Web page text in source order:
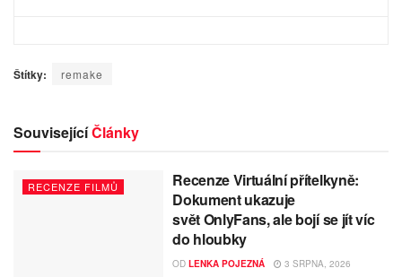
Štítky: remake
SouvisejícíČlánky
RECENZE FILMŮ
Recenze Virtuální přítelkyně:
Dokument ukazuje
svět OnlyFans, ale bojí se jít víc
do hloubky
OD LENKA POJEZNÁ 3 SRPNA, 2026